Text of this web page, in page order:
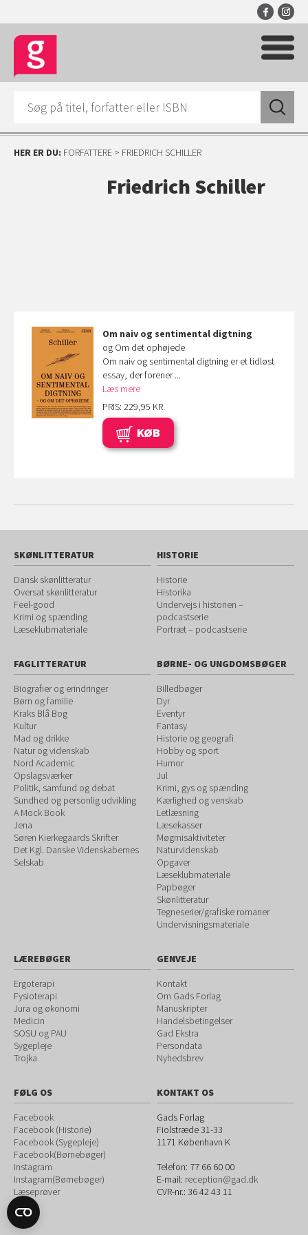
HER ER DU: FORFATTERE > FRIEDRICH SCHILLER
Friedrich Schiller
Om naiv og sentimental digtning
og Om det ophøjede
Om naiv og sentimental digtning er et tidløst
essay, der forener ...
Læs mere
PRIS: 229,95 KR.
KØB
SKØNLITTERATUR
Dansk skønlitteratur
Oversat skønlitteratur
Feel-good
Krimi og spænding
Læseklubmateriale
HISTORIE
Historie
Historika
Undervejs i historien –
podcastserie
Portræt – podcastserie
FAGLITTERATUR
Biografier og erindringer
Børn og familie
Kraks Blå Bog
Kultur
Mad og drikke
Natur og videnskab
Nord Academic
Opslagsværker
Politik, samfund og debat
Sundhed og personlig udvikling
A Mock Book
Jena
Søren Kierkegaards Skrifter
Det Kgl. Danske Videnskabernes
Selskab
BØRNE- OG UNGDOMSBØGER
Billedbøger
Dyr
Eventyr
Fantasy
Historie og geografi
Hobby og sport
Humor
Jul
Krimi, gys og spænding
Kærlighed og venskab
Letlæsning
Læsekasser
Møgmisaktiviteter
Naturvidenskab
Opgaver
Læseklubmateriale
Papbøger
Skønlitteratur
Tegneserier/grafiske romaner
Undervisningsmateriale
LÆREBØGER
Ergoterapi
Fysioterapi
Jura og økonomi
Medicin
SOSU og PAU
Sygepleje
Trojka
GENVEJE
Kontakt
Om Gads Forlag
Manuskripter
Handelsbetingelser
Gad Ekstra
Persondata
Nyhedsbrev
FØLG OS
Facebook
Facebook (Historie)
Facebook (Sygepleje)
Facebook(Børnebøger)
Instagram
Instagram(Børnebøger)
Læseprøver
KONTAKT OS
Gads Forlag
Fiolstræde 31-33
1171 København K
Telefon: 77 66 60 00
E-mail: reception@gad.dk
CVR-nr.: 36 42 43 11